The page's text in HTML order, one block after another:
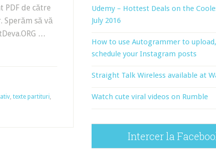
de către
Sperăm să vă
…
, texte partituri,
Udemy – Hottest Deals on the
July 2016
How to use Autogrammer to
schedule your Instagram posts
Straight Talk Wireless available at
Watch cute viral videos on Rumble
Intercer la